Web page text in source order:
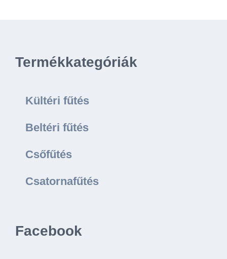
Termékkategóriák
Kültéri fűtés
Beltéri fűtés
Csőfűtés
Csatornafűtés
Facebook